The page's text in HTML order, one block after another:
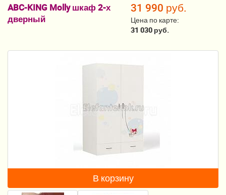
Конверты, муфты
Постельные принадлежности
ABC-KING Molly шкаф 2-х
дверный
31 990 руб.
Цена по карте:
31 030 руб.
В корзину